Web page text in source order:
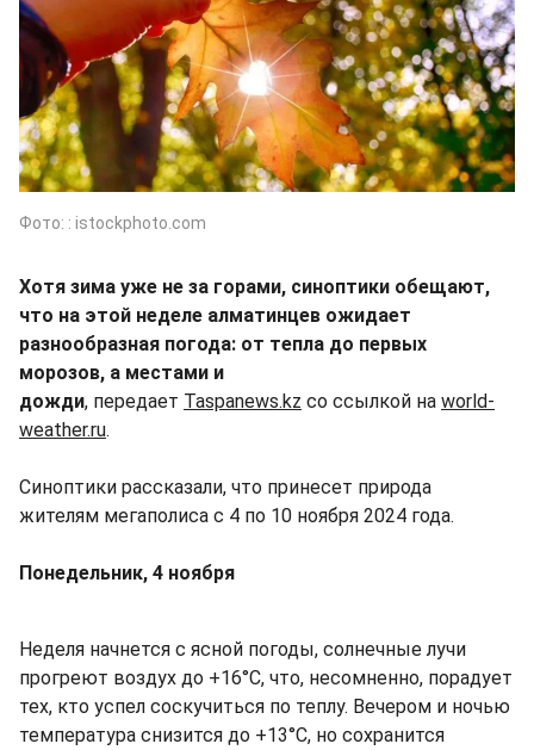
Фото: : istockphoto.com
Хотя зима уже не за горами, синоптики обещают,
что на этой неделе алматинцев ожидает
разнообразная погода: от тепла до первых
морозов, а местами и
дожди, передает Taspanews.kz со ссылкой на world-
weather.ru.
Синоптики рассказали, что принесет природа
жителям мегаполиса с 4 по 10 ноября 2024 года.
Понедельник, 4 ноября
Неделя начнется с ясной погоды, солнечные лучи
прогреют воздух до +16°C, что, несомненно, порадует
тех, кто успел соскучиться по теплу. Вечером и ночью
температура снизится до +13°C, но сохранится